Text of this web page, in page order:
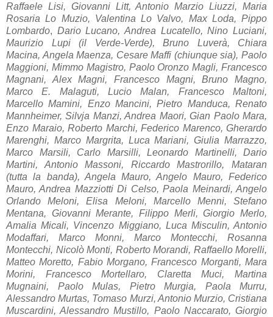
Raffaele Lisi, Giovanni Litt, Antonio Marzio Liuzzi, Maria
Rosaria Lo Muzio, Valentina Lo Valvo, Max Loda, Pippo
Lombardo, Dario Lucano, Andrea Lucatello, Nino Luciani,
Maurizio Lupi (il Verde-Verde), Bruno Luverà, Chiara
Macina, Angela Maenza, Cesare Maffi (chiunque sia), Paolo
Maggioni, Mimmo Magistro, Paolo Oronzo Magli, Francesco
Magnani, Alex Magni, Francesco Magni, Bruno Magno,
Marco E. Malaguti, Lucio Malan, Francesco Maltoni,
Marcello Mamini, Enzo Mancini, Pietro Manduca, Renato
Mannheimer, Silvja Manzi, Andrea Maori, Gian Paolo Mara,
Enzo Maraio, Roberto Marchi, Federico Marenco, Gherardo
Marenghi, Marco Margrita, Luca Mariani, Giulia Marrazzo,
Marco Marsili, Carlo Marsilli, Leonardo Martinelli, Dario
Martini, Antonio Massoni, Riccardo Mastrorillo, Mataran
(tutta la banda), Angela Mauro, Angelo Mauro, Federico
Mauro, Andrea Mazziotti Di Celso, Paola Meinardi, Angelo
Orlando Meloni, Elisa Meloni, Marcello Menni, Stefano
Mentana, Giovanni Merante, Filippo Merli, Giorgio Merlo,
Amalia Micali, Vincenzo Miggiano, Luca Misculin, Antonio
Modaffari, Marco Monni, Marco Montecchi, Rosanna
Montecchi, Nicolò Monti, Roberto Morandi, Raffaello Morelli,
Matteo Moretto, Fabio Morgano, Francesco Morganti, Mara
Morini, Francesco Mortellaro, Claretta Muci, Martina
Mugnaini, Paolo Mulas, Pietro Murgia, Paola Murru,
Alessandro Murtas, Tomaso Murzi, Antonio Murzio, Cristiana
Muscardini, Alessandro Mustillo, Paolo Naccarato, Giorgio